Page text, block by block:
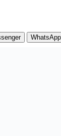
WhatsApp